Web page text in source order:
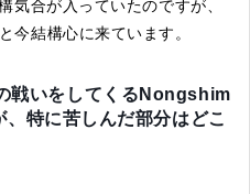
気合が入っていたのですが、
今結構心に来ています。
戦いをしてくるNongshim
特に苦しんだ部分はどこ